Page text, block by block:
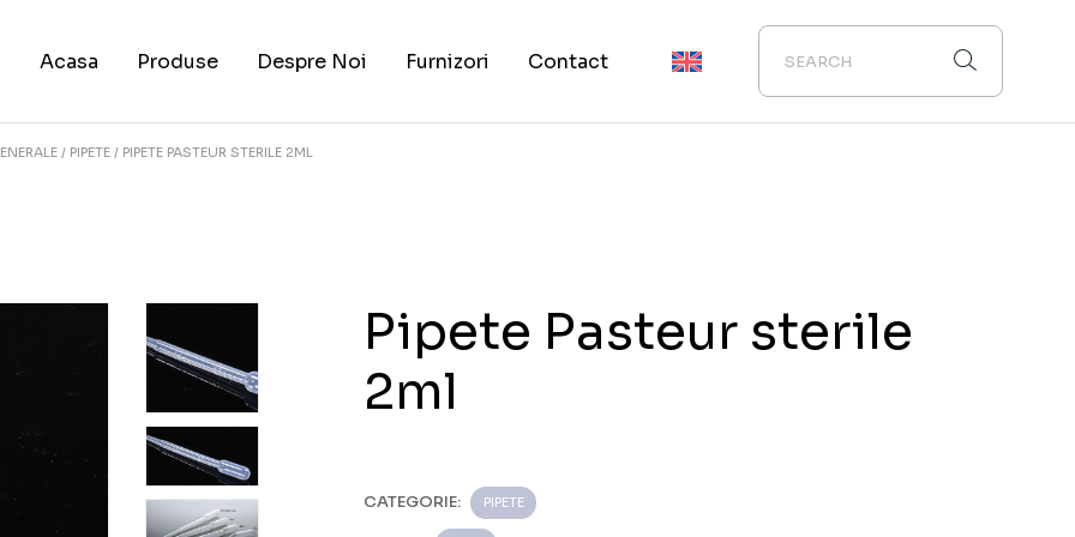
Acasa Produse Despre Noi Furnizori Contact
PIPETE PIPETE PASTEUR STERILE 2ML
Pipete Pasteur sterile
2ml
CATEGORIE: PIPETE